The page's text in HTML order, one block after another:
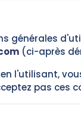
générales
(ci-après
l'utilisant,
pas ces